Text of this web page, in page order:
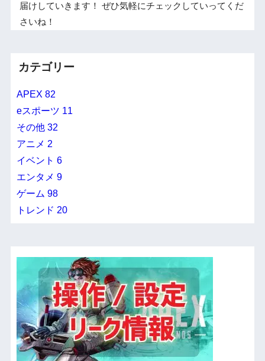
届けしていきます！ ぜひ気軽にチェックしていってくだ
さいね！
カテゴリー
APEX 82
eスポーツ 11
その他 32
アニメ 2
イベント 6
エンタメ 9
ゲーム 98
トレンド 20